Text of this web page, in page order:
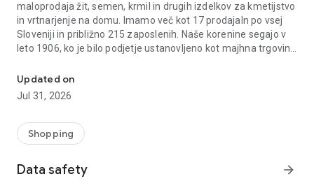
maloprodaja žit, semen, krmil in drugih izdelkov za kmetijstvo
in vrtnarjenje na domu. Imamo več kot 17 prodajaln po vsej
Sloveniji in približno 215 zaposlenih. Naše korenine segajo v
leto 1906, ko je bilo podjetje ustanovljeno kot majhna trgovina
razširili v veliko podjetje, ki se širi tudi mednarodno.
Semenarna Ljubljana veliko vlaga v ohranjanje avtohtonih in
lokalne hrane. Lokalno pridelana zdrava hrana je vedno bolj
tudi prepoznana ne samo kot strateška dejavnost, temveč
Updated on
Jul 31, 2026
Shopping
Data safety arrow_forward